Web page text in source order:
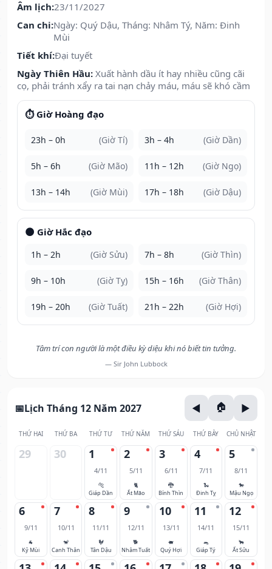
Âm lịch:23/11/2027
Can chi:Ngày: Quý Dậu, Tháng: Nhâm Tý, Năm: Đinh
Mùi
Tiết khí:Đại tuyết
Ngày Thiên Hầu: Xuất hành dầu ít hay nhiều cũng cãi
cọ, phải tránh xẩy ra tai nạn chảy máu, máu sẽ khó cầm
⏱️ Giờ Hoàng đạo
23h – 0h (Giờ Tí) 3h – 4h (Giờ Dần)
5h – 6h (Giờ Mão) 11h – 12h (Giờ Ngọ)
13h – 14h (Giờ Mùi) 17h – 18h (Giờ Dậu)
🌑 Giờ Hắc đạo
1h – 2h (Giờ Sửu) 7h – 8h (Giờ Thìn)
9h – 10h (Giờ Tỵ) 15h – 16h (Giờ Thân)
19h – 20h (Giờ Tuất) 21h – 22h (Giờ Hợi)
Tâm trí con người là một điều kỳ diệu khi nó biết tin tưởng.
— Sir John Lubbock
Lịch Tháng 12 Năm 2027
THỨ HAI THỨ BA THỨ TƯ THỨ NĂM THỨ SÁU THỨ BẢY CHỦ NHẬT
29 30 1
4/11
🐅
Giáp Dần
2
5/11
🐈
Ất Mão
3
6/11
🐉
Bính Thìn
4
7/11
🐍
Đinh Tỵ
5
8/11
🐎
Mậu Ngọ
6
9/11
🐐
Kỷ Mùi
7
10/11
🐒
Canh Thân
8
11/11
🐓
Tân Dậu
9
12/11
🐕
Nhâm Tuất
10
13/11
🐖
Quý Hợi
11
14/11
🐀
Giáp Tý
12
15/11
🐂
Ất Sửu